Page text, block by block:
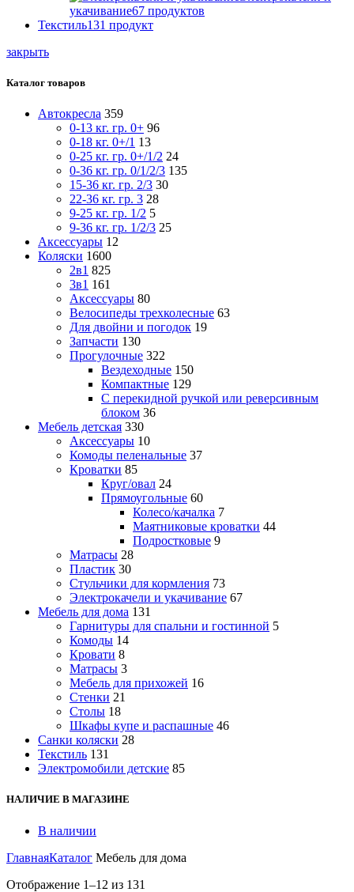
укачивание67 продуктов
Текстиль131 продукт
закрыть
Каталог товаров
Автокресла 359
0-13 кг. гр. 0+ 96
0-18 кг. 0+/1 13
0-25 кг. гр. 0+/1/2 24
0-36 кг. гр. 0/1/2/3 135
15-36 кг. гр. 2/3 30
22-36 кг. гр. 3 28
9-25 кг. гр. 1/2 5
9-36 кг. гр. 1/2/3 25
Аксессуары 12
Коляски 1600
2в1 825
3в1 161
Аксессуары 80
Велосипеды трехколесные 63
Для двойни и погодок 19
Запчасти 130
Прогулочные 322
Вездеходные 150
Компактные 129
С перекидной ручкой или реверсивным
блоком 36
Мебель детская 330
Аксессуары 10
Комоды пеленальные 37
Кроватки 85
Круг/овал 24
Прямоугольные 60
Колесо/качалка 7
Маятниковые кроватки 44
Подростковые 9
Матрасы 28
Пластик 30
Стульчики для кормления 73
Электрокачели и укачивание 67
Мебель для дома 131
Гарнитуры для спальни и гостинной 5
Комоды 14
Кровати 8
Матрасы 3
Мебель для прихожей 16
Стенки 21
Столы 18
Шкафы купе и распашные 46
Санки коляски 28
Текстиль 131
Электромобили детские 85
НАЛИЧИЕ В МАГАЗИНЕ
В наличии
ГлавнаяКаталог Мебель для дома
Отображение 1–12 из 131